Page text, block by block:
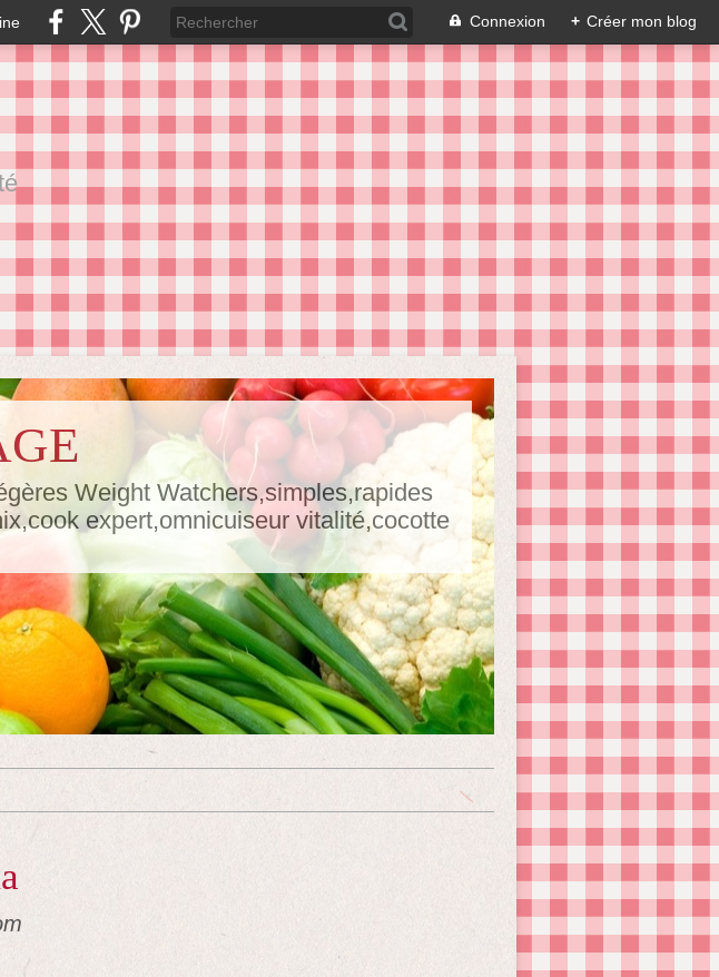
Connexion + Créer mon blog
Weight Watchers,simples,rapides
expert,omnicuiseur vitalité,cocotte